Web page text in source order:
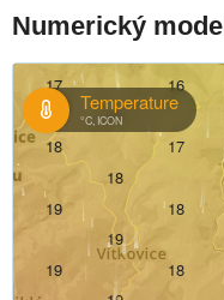
Numerický model